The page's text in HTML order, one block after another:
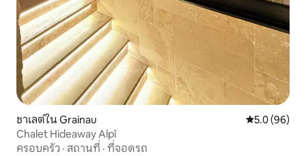
ชาเลต์ใน Grainau คะแนนเฉลี่ย
5.0 (96)
Chalet Hideaway Alpî
ครอบครัว · สถานที่ · ที่จอดรถ